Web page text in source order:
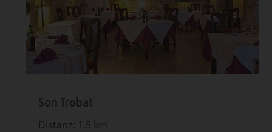
Son Trobat
Distanz: 1,5 km